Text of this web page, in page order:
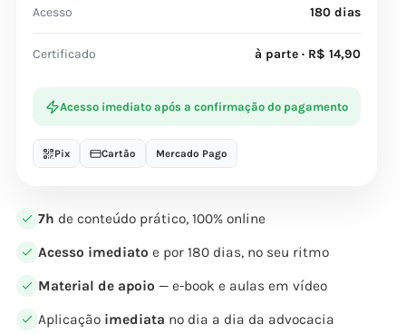
7h de conteúdo prático, 100% online
Acesso imediato e por 180 dias, no seu ritmo
Material de apoio — e-book e aulas em vídeo
Aplicação imediata no dia a dia da advocacia
Acesso 180 dias
Certificado à parte · R$ 14,90
Acesso imediato após a confirmação do pagamento
Pix Cartão Mercado Pago